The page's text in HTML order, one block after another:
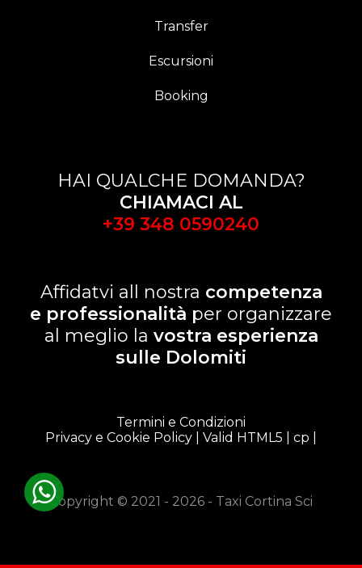
Transfer
Escursioni
Booking
HAI QUALCHE DOMANDA?
CHIAMACI AL
+39 348 0590240
Affidatvi all nostra competenza
e professionalità per organizzare
al meglio la vostra esperienza
sulle Dolomiti
Termini e Condizioni
Privacy e Cookie Policy | Valid HTML5 | cp
Copyright © 2021 - 2026 - Taxi Cortina Sci